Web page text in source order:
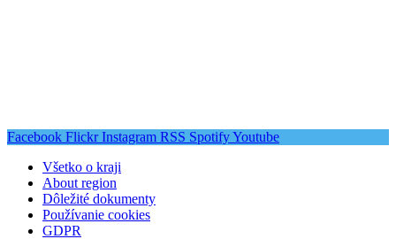
Facebook Flickr Instagram RSS SpotifyYoutube
Všetko o kraji
About region
Dôležité dokumenty
Používanie cookies
GDPR